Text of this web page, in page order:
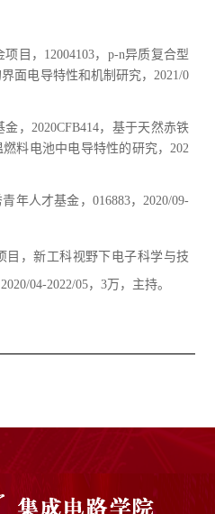
目， 12004103， p-n异质复合型
面电导特性和机制研究，2021/0
金，2020CFB414，基于天然赤铁
料电池中电导特性的研究，202
年人才基金， 016883，2020/09-
目，新工科视野下电子科学与技
2020/04-2022/05，3万，主持。